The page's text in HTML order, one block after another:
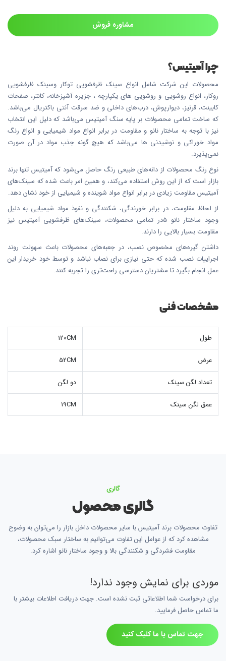
مشاوره فروش
چرا آمیتیس؟
محصولات این شرکت شامل انواع سینک ظرفشویی توکار وسینک ظرفشویی
روکار، انواع روشویی و روشویی های یکپارچه ، جزیره آشپزخانه، کانتر، صفحات
کابینت، قرنیز، دیوارپوش، درب‌های داخلی و ضد سرقت آنتی باکتریال می‌باشد.
که ساخت تمامی محصولات بر پایه سنگ آمیتیس می‌باشد که دلیل این انتخاب
نیز با توجه به ساختار نانو و مقاومت در برابر انواع مواد شیمیایی و انواع رنگ
مواد خوراکی و نوشیدنی ها می‌باشد که هیچ گونه جذب مواد در آن صورت
نمی‌پذیرد.
نوع رنگ محصولات از دانه‌های طبیعی رنگ حاصل می‌شود که آمیتیس تنها برند
بازار است که از این روش استفاده می‌کند، و همین امر باعث شده که سینک‌های
آمیتیس مقاومت زیادی در برابر انواع مواد شوینده و شیمیایی از خود نشان دهد.
از لحاظ مقاومت، در برابر خورندگی، شکنندگی و نفوذ مواد شیمیایی به دلیل
وجود ساختار نانو 5در تمامی محصولات، سینک‌های ظرفشویی آمیتیس نیز
مقاومت بسیار بالایی را دارند.
داشتن گیره‌های مخصوص نصب، در جعبه‌های محصولات باعث سهولت روند
اجراییات نصب شده که حتی نیازی برای نصاب نباشد و توسط خود خریدار این
عمل انجام بگیرد تا مشتریان دسترسی راحت‌تری را تجربه کنند.
مشخصات فنی
طول 120CM
عرض 52CM
تعداد لگن سینک دو لگن
عمق لگن سینک 19CM
گالری
گالری محصول
تفاوت محصولات برند آمیتیس با سایر محصولات داخل بازار را می‌توان به وضوح
مشاهده کرد که از عوامل این تفاوت می‌توانیم به ساختار سبک محصولات،
مقاومت فشردگی و شکنندگی بالا و وجود ساختار نانو اشاره کرد.
موردی برای نمایش وجود ندارد!
برای درخواست شما اطلاعاتی ثبت نشده است. جهت دریافت اطلاعات بیشتر با
ما تماس حاصل فرمایید.
جهت تماس با ما کلیک کنید